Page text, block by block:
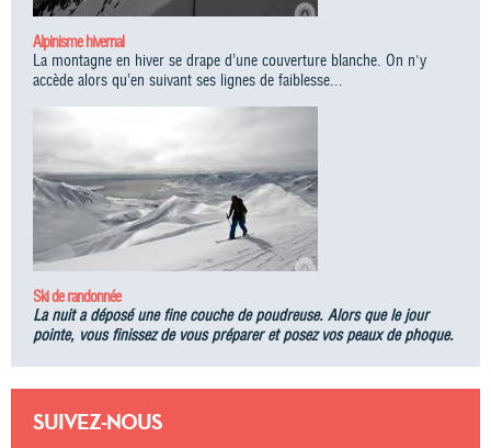
Alpinisme hivernal
La montagne en hiver se drape d’une couverture blanche. On n'y
accède alors qu’en suivant ses lignes de faiblesse...
Ski de randonnée
La nuit a déposé une fine couche de poudreuse. Alors que le jour
pointe, vous finissez de vous préparer et posez vos peaux de phoque.
SUIVEZ-NOUS